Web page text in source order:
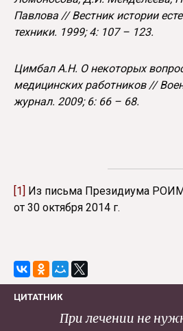
Павлова // Вестник истории
техники. 1999; 4: 107 – 123.
Цимбал А.Н. О некоторых
медицинских работников //
журнал. 2009; 6: 66 – 68.
[1] Из письма Президиума
от 30 октября 2014 г.
ЦИТАТНИК
При лечении не